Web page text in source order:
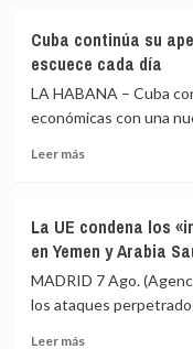
sanciones
contra
las
exportaciones
crudo
TPI
lamenta
la
retirada
Chad
Estatuto
de
Roma
Cuba continúa su
escuece cada día
LA HABANA – Cuba
económicas con una
Leer másLeer
continúa
su
apertura
mientras
la
La UE condena los
en Yemen y Arabia
MADRID 7 Ago.
los ataques
Leer másLeer